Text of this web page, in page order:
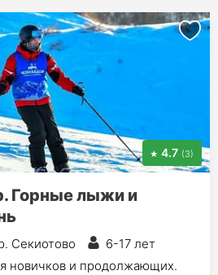
4.7 (3)
Горные лыжи и
Секиотово
6-17 лет
новичков и продолжающих.